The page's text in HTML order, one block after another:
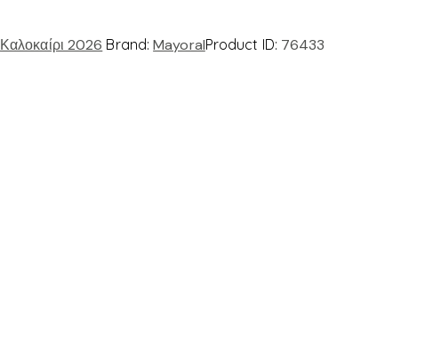
Καλοκαίρι 2026 Brand:MayoralProduct ID: 76433